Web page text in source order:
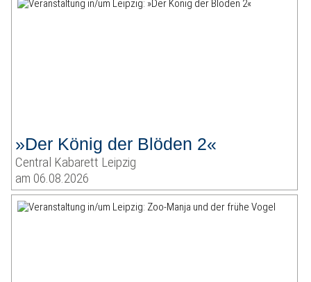
»Der König der Blöden 2«
Central Kabarett Leipzig
am 06.08.2026